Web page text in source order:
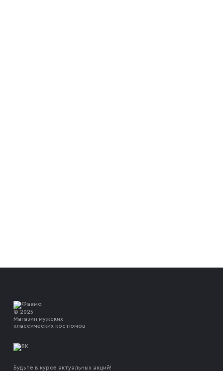
© 2025
Магазин мужских
классических костюмов
Будьте в курсе актуальных акций!